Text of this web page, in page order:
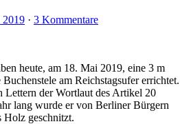
2019 · 3 Kommentare
heute, am 18. Mai 2019, eine 3 m
am Reichstagsufer errichtet.
Lettern der Wortlaut des Artikel 20
lang wurde er von Berliner Bürgern
Holz geschnitzt.